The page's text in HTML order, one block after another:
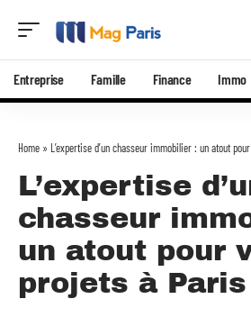
Entreprise Famille Finance Immo
Home » L’expertise d’un chasseur immobilier : un atout
L’expertise
chasseur
un atout pour
projets à Paris